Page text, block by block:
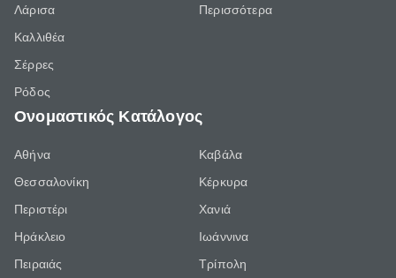
Λάρισα
Καλλιθέα
Σέρρες
Ρόδος
Περισσότερα
Ονομαστικός Κατάλογος
Αθήνα
Θεσσαλονίκη
Περιστέρι
Ηράκλειο
Πειραιάς
Καβάλα
Κέρκυρα
Χανιά
Ιωάννινα
Τρίπολη